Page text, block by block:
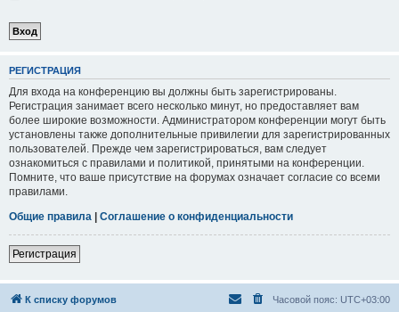
РЕГИСТРАЦИЯ
Для входа на конференцию вы должны быть зарегистрированы.
Регистрация занимает всего несколько минут, но предоставляет вам
более широкие возможности. Администратором конференции могут быть
установлены также дополнительные привилегии для зарегистрированных
пользователей. Прежде чем зарегистрироваться, вам следует
ознакомиться с правилами и политикой, принятыми на конференции.
Помните, что ваше присутствие на форумах означает согласие со всеми
правилами.
Общие правила | Соглашение о конфиденциальности
Регистрация
К списку форумов Часовой пояс: UTC+03:00